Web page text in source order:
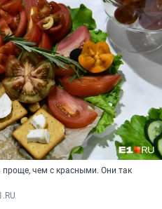
чем с красными. Они так